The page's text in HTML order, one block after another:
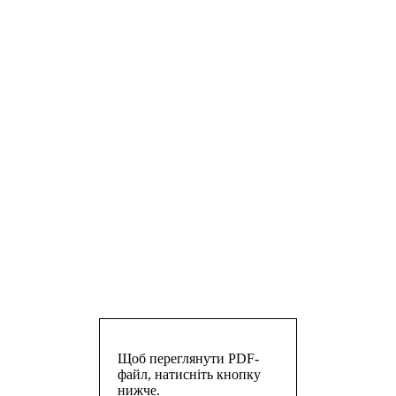
Щоб переглянути PDF-
файл, натисніть кнопку
нижче.